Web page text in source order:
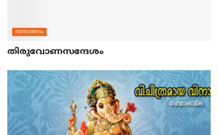
സനാതനം
തിരുവോണസന്ദേശം